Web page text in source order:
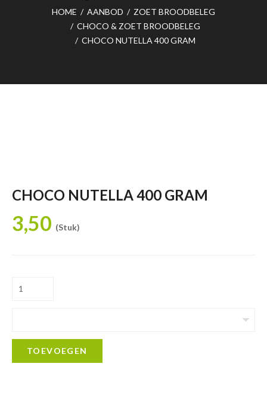
HOME / AANBOD / ZOET BROODBELEG
/ CHOCO & ZOET BROODBELEG
/ CHOCO NUTELLA 400 GRAM
CHOCO NUTELLA 400 GRAM
3,50 (Stuk)
TOEVOEGEN